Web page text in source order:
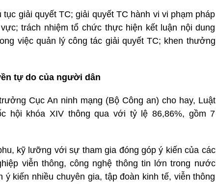
giải quyết TC; giải quyết TC hành vi vi phạm pháp
trách nhiệm tổ chức thực hiện kết luận nội dung
việc quản lý công tác giải quyết TC; khen thưởng
tự do của người dân
Cục An ninh mạng (Bộ Công an) cho hay, Luật
hội khóa XIV thông qua với tỷ lệ 86,86%, gồm 7
kỹ lưỡng với sự tham gia đóng góp ý kiến của các
viễn thông, công nghệ thông tin lớn trong nước
ý kiến nhiều chuyên gia, tập đoàn kinh tế, viễn thông